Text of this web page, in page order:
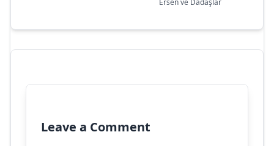
Ersen ve Dadaşlar
Leave a Comment